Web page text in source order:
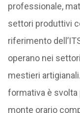
professionale,
settori produttivi
riferimento
operano nei
mestieri
formativa è svolta
monte orario